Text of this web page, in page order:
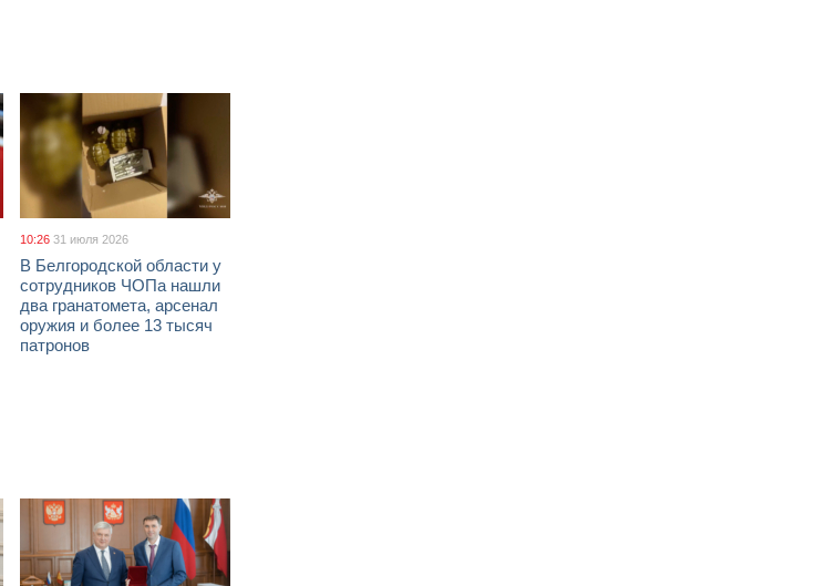
10:26 31 июля 2026
В Белгородской области у
сотрудников ЧОПа нашли
два гранатомета, арсенал
оружия и более 13 тысяч
патронов